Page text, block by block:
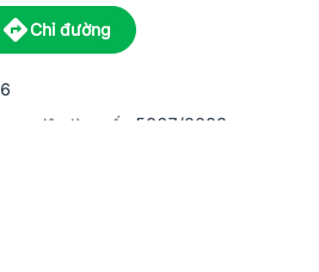
Chỉ đường
việc làm số:
5867/2023